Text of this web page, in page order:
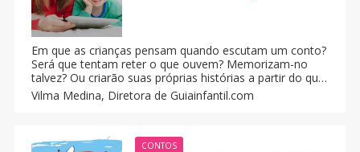
Em que as crianças pensam quando escutam um conto?
Será que tentam reter o que ouvem? Memorizam-no
talvez? Ou criarão suas próprias histórias a partir do que
escutam? Recente pesquisa mostra como isso afeta o
cérebro da criança.
Vilma Medina, Diretora de Guiainfantil.com
CONTOS